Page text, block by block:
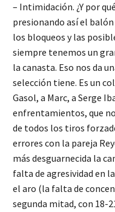
– Intimidación. ¿Y por
presionando así el
los bloqueos y las
siempre tenemos un
la canasta. Eso nos da
selección tiene. Es un
Gasol, a Marc, a Serge
enfrentamientos, que
de todos los tiros
errores con la pareja
más desguarnecida la
falta de agresividad en
el aro (la falta de
segunda mitad, con 18-